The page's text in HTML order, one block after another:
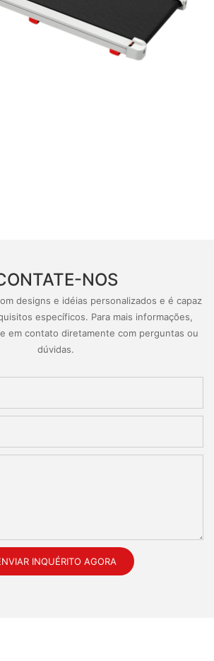
NOS
designs e idéias personalizados e é capaz
específicos. Para mais informações,
em contato diretamente com perguntas ou
dúvidas.
INQUÉRITO AGORA